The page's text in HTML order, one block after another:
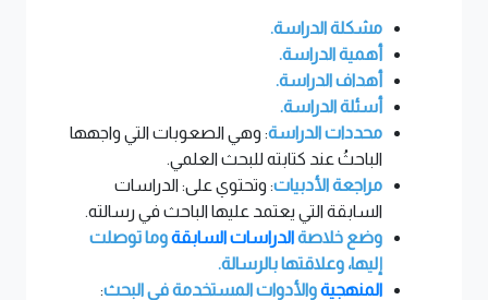
مشكلة الدراسة.
أهمية الدراسة.
أهداف الدراسة.
أسئلة الدراسة.
محددات الدراسة: وهي الصعوبات التي واجهها
الباحثُ عند كتابته للبحث العلمي.
مراجعة الأدبيات: وتحتوي على: الدراسات
السابقة التي يعتمد عليها الباحث في رسالته.
وضع خلاصةالدراسات السابقةوما توصلت
إليها، وعلاقتها بالرسالة.
المنهجيةوالأدوات المستخدمة في البحث: